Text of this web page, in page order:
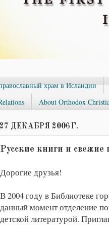
храм в Исландии
About Orthodox
27 ДЕКАБРЯ 2006 Г.
Русские книги и свежие
Дорогие друзья!
В 2004 году в Библиотеке
данный момент отделение
детской литературой.